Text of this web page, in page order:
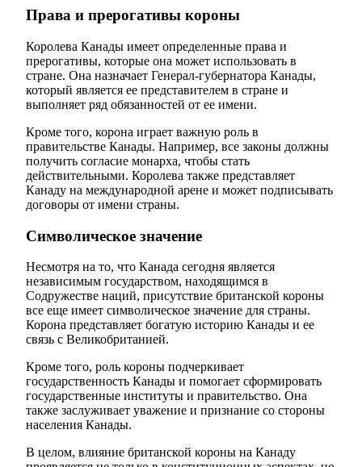
Права и прерогативы короны
Королева Канады имеет определенные права и
прерогативы, которые она может использовать в
стране. Она назначает Генерал-губернатора Канады,
который является ее представителем в стране и
выполняет ряд обязанностей от ее имени.
Кроме того, корона играет важную роль в
правительстве Канады. Например, все законы должны
получить согласие монарха, чтобы стать
действительными. Королева также представляет
Канаду на международной арене и может подписывать
договоры от имени страны.
Символическое значение
Несмотря на то, что Канада сегодня является
независимым государством, находящимся в
Содружестве наций, присутствие британской короны
все еще имеет символическое значение для страны.
Корона представляет богатую историю Канады и ее
связь с Великобританией.
Кроме того, роль короны подчеркивает
государственность Канады и помогает сформировать
государственные институты и правительство. Она
также заслуживает уважение и признание со стороны
населения Канады.
В целом, влияние британской короны на Канаду